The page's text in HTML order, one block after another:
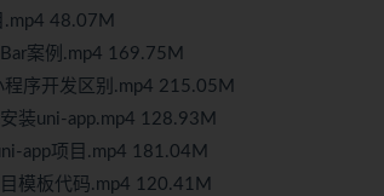
48.07M
案例.mp4 169.75M
序开发区别.mp4 215.05M
装uni-app.mp4 128.93M
app项目.mp4 181.04M
模板代码.mp4 120.41M